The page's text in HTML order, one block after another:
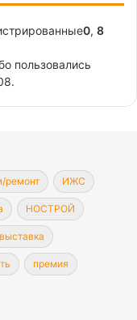
0, 8
пользовались
ремонт ИЖС
НОСТРОЙ
выставка
премия